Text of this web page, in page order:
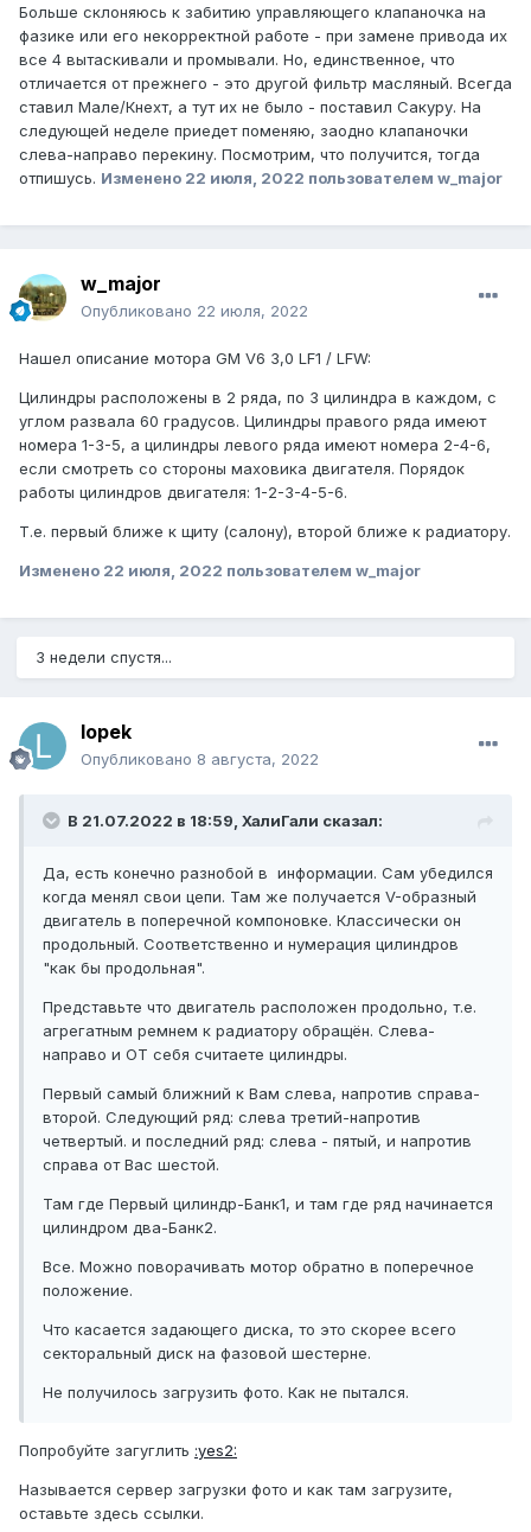
Больше склоняюсь к забитию управляющего клапаночка на
фазике или его некорректной работе - при замене привода их
все 4 вытаскивали и промывали. Но, единственное, что
отличается от прежнего - это другой фильтр масляный. Всегда
ставил Мале/Кнехт, а тут их не было - поставил Сакуру. На
следующей неделе приедет поменяю, заодно клапаночки
слева-направо перекину. Посмотрим, что получится, тогда
отпишусь. Изменено 22 июля, 2022 пользователем w_major
w_major
Опубликовано 22 июля, 2022
Нашел описание мотора GM V6 3,0 LF1 / LFW:
Цилиндры расположены в 2 ряда, по 3 цилиндра в каждом, с
углом развала 60 градусов. Цилиндры правого ряда имеют
номера 1-3-5, а цилиндры левого ряда имеют номера 2-4-6,
если смотреть со стороны маховика двигателя. Порядок
работы цилиндров двигателя: 1-2-3-4-5-6.
Т.е. первый ближе к щиту (салону), второй ближе к радиатору.
Изменено 22 июля, 2022 пользователем w_major
3 недели спустя...
lopek
Опубликовано 8 августа, 2022
В 21.07.2022 в 18:59, ХалиГали сказал:
Да, есть конечно разнобой в информации. Сам убедился
когда менял свои цепи. Там же получается V-образный
двигатель в поперечной компоновке. Классически он
продольный. Соответственно и нумерация цилиндров
"как бы продольная".
Представьте что двигатель расположен продольно, т.е.
агрегатным ремнем к радиатору обращён. Слева-
направо и ОТ себя считаете цилиндры.
Первый самый ближний к Вам слева, напротив справа-
второй. Следующий ряд: слева третий-напротив
четвертый. и последний ряд: слева - пятый, и напротив
справа от Вас шестой.
Там где Первый цилиндр-Банк1, и там где ряд начинается
цилиндром два-Банк2.
Все. Можно поворачивать мотор обратно в поперечное
положение.
Что касается задающего диска, то это скорее всего
секторальный диск на фазовой шестерне.
Не получилось загрузить фото. Как не пытался.
Попробуйте загуглить :yes2:
Называется сервер загрузки фото и как там загрузите,
оставьте здесь ссылки.